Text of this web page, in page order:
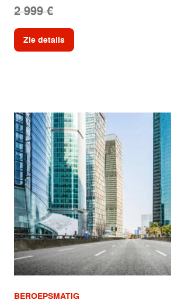
2 999 €
Zie details
BEROEPSMATIG